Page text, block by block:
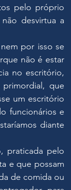
pelo próprio
desvirtua a
por isso se
não é estar
no escritório,
que
um escritório
funcionários e
diante
praticada pelo
e que possam
de comida ou